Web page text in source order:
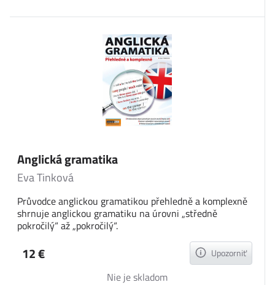
Anglická gramatika
Eva Tinková
Průvodce anglickou gramatikou přehledně a komplexně
shrnuje anglickou gramatiku na úrovni „středně
pokročilý“ až „pokročilý“.
12 € Upozorniť
Nie je skladom